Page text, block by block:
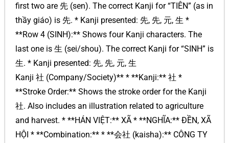
first two are 先 (sen). The correct Kanji for “TIÊN” (as in
thầy giáo) is 先. * Kanji presented: 先, 先, 元, 生 *
**Row 4 (SINH):** Shows four Kanji characters. The
last one is 生 (sei/shou). The correct Kanji for “SINH” is
生. * Kanji presented: 先, 先, 元, 生
Kanji 社 (Company/Society)** * **Kanji:** 社 *
**Stroke Order:** Shows the stroke order for the Kanji
社. Also includes an illustration related to agriculture
and harvest. * **HÁN VIỆT:** XÃ * **NGHĨA:** ĐỀN, XÃ
HỘI * **Combination:** * **会社 (kaisha):** CÔNG TY